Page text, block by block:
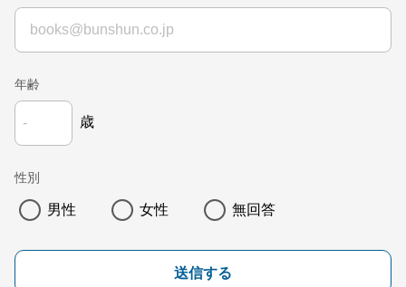
年齢
歳
性別
男性 女性 無回答
送信する